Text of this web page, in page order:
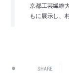
京都工芸繊維
もに展示し、
SHARE